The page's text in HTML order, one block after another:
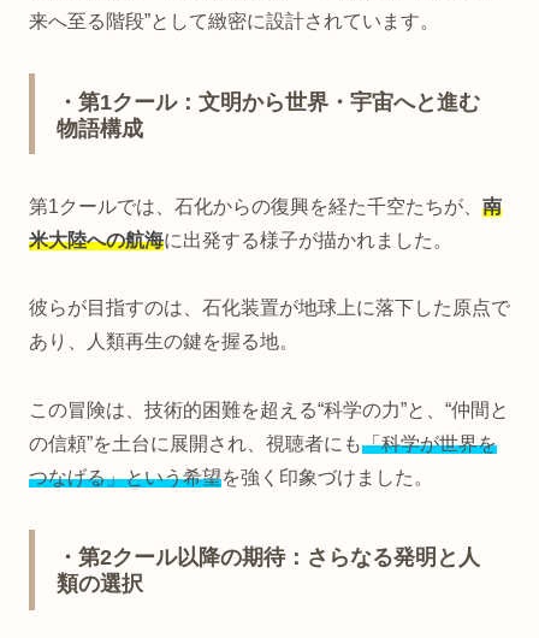
来へ至る階段”として緻密に設計されています。
・第1クール：文明から世界・宇宙へと進む
物語構成
第1クールでは、石化からの復興を経た千空たちが、 南
米大陸への航海に出発する様子が描かれました。
彼らが目指すのは、石化装置が地球上に落下した原点で
あり、人類再生の鍵を握る地。
この冒険は、技術的困難を超える“科学の力”と、“仲間と
の信頼”を土台に展開され、視聴者にも「科学が世界を
つなげる」という希望を強く印象づけました。
・第2クール以降の期待：さらなる発明と人
類の選択